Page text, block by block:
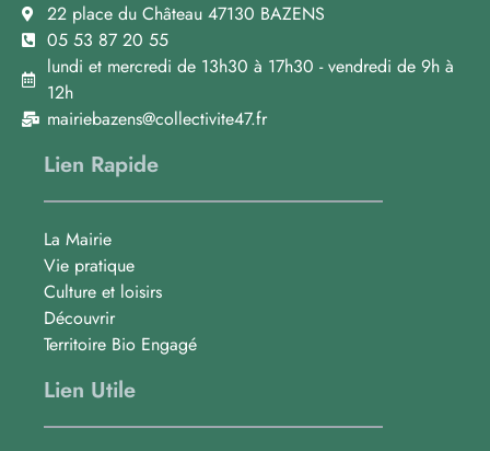
22 place du Château 47130 BAZENS
05 53 87 20 55
lundi et mercredi de 13h30 à 17h30 - vendredi de 9h à
12h
mairiebazens@collectivite47.fr
Lien Rapide
La Mairie
Vie pratique
Culture et loisirs
Découvrir
Territoire Bio Engagé
Lien Utile